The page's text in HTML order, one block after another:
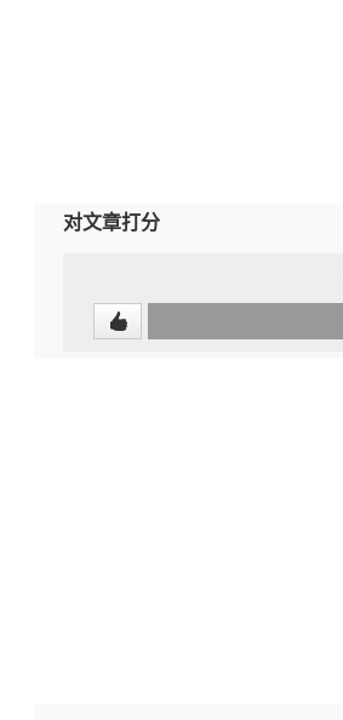
对文章打分